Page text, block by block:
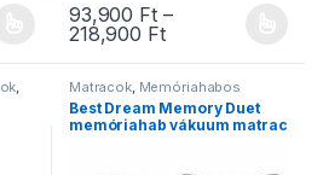
119,900 Ft - 289,900 Ft
variációja van. A változatok a
93,900 Ft –
218,900 FtÁrtartomány:
Ennek a terméknek több
Matracok, Memóriahabos
matracok, Ortopéd matracok
Szivacs matracok,Vákuum
matracok
Best Dream Memory Duet
memóriahab vákuum matrac